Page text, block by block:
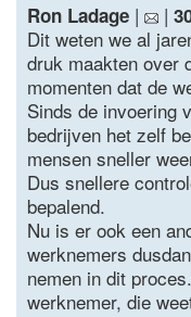
Ron Ladage | |
Dit weten we al
druk maakten over
momenten dat de
Sinds de invoering
bedrijven het zelf
mensen sneller
Dus snellere
bepalend.
Nu is er ook een
werknemers
nemen in dit
werknemer, die